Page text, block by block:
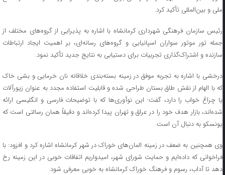
ملی و بین‌المللی تأکید کرد.
رئیس سازمان فرهنگی شهرداری کرمانشاه با اشاره به پذیرایی از گروه‌های مختلف از
جمله تور موتور سواران اسپانیایی و گروه‌های رسانه‌ای، بر اهمیت ایجاد ارتباطات
سازنده و اشتراک‌گذاری تجربیات برای دستیابی به نتایج جدید تأکید نمود.
درخشی با اشاره به تجربه موفق در زمینه بسته‌بندی خلاقانه نان خرمایی و بشی خاک
که با الهام از نقش طاق بستان طراحی شده و قابلیت استفاده مجدد به عنوان زیورآلات
یا چراغ خواب را دارد، گفت: این نوآوری‌ها که با توضیحات فارسی و انگلیسی ارائه
شده‌اند، بازار هدف خود را در عراق و تهران پیدا کرده‌اند و دقیقاً همان رسالتی است که
یونسکو به دنبال آن است.
وی همچنین به ضعف در زمینه المان‌های خوراک در شهر کرمانشاه اشاره کرد و افزود: با
فراخوانی که داده‌ایم و حمایت شورای شهر، امیدواریم اتفاقات خوبی در این زمینه رخ
دهد تا آداب، رسوم و فرهنگ خوراک کرمانشاه به خوبی معرفی شود.